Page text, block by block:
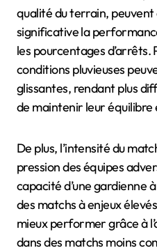
qualité du terrain,
significative la
les pourcentages d’arrêts.
conditions pluvieuses
glissantes, rendant plus
de maintenir leur
De plus, l’intensité du
pression des équipes
capacité d’une gardienne
des matchs à enjeux
mieux performer grâce à
dans des matchs moins